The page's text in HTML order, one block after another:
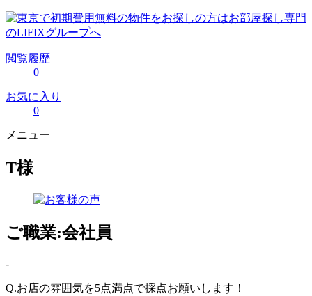
閲覧履歴
0
お気に入り
0
メニュー
T様
ご職業:会社員
-
Q.お店の雰囲気を5点満点で採点お願いします！